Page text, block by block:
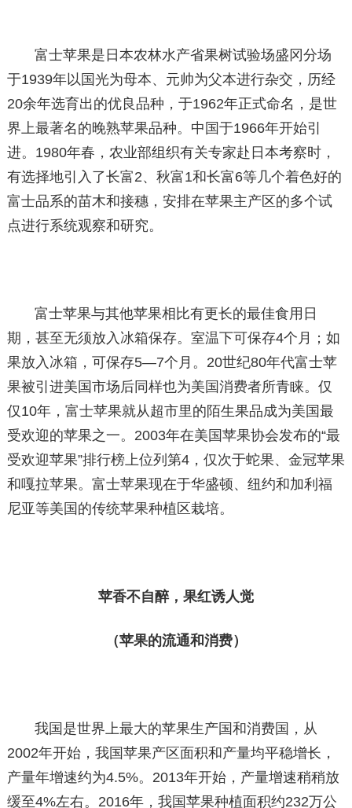
富士苹果是日本农林水产省果树试验场盛冈分场
于1939年以国光为母本、元帅为父本进行杂交，历经
20余年选育出的优良品种，于1962年正式命名，是世
界上最著名的晚熟苹果品种。中国于1966年开始引
进。1980年春，农业部组织有关专家赴日本考察时，
有选择地引入了长富2、秋富1和长富6等几个着色好的
富士品系的苗木和接穗，安排在苹果主产区的多个试
点进行系统观察和研究。
富士苹果与其他苹果相比有更长的最佳食用日
期，甚至无须放入冰箱保存。室温下可保存4个月；如
果放入冰箱，可保存5—7个月。20世纪80年代富士苹
果被引进美国市场后同样也为美国消费者所青睐。仅
仅10年，富士苹果就从超市里的陌生果品成为美国最
受欢迎的苹果之一。2003年在美国苹果协会发布的“最
受欢迎苹果”排行榜上位列第4，仅次于蛇果、金冠苹果
和嘎拉苹果。富士苹果现在于华盛顿、纽约和加利福
尼亚等美国的传统苹果种植区栽培。
苹香不自醉，果红诱人觉
（苹果的流通和消费）
我国是世界上最大的苹果生产国和消费国，从
2002年开始，我国苹果产区面积和产量均平稳增长，
产量年增速约为4.5%。2013年开始，产量增速稍稍放
缓至4%左右。2016年，我国苹果种植面积约232万公